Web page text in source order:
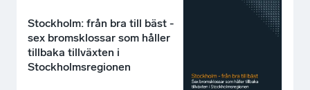
Stockholm: från bra till bäst -
sex bromsklossar som håller
tillbaka tillväxten i
Stockholmsregionen